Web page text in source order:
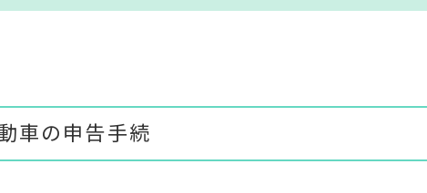
車の申告手続